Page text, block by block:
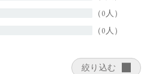
在庫状況につきましては、各店
可能性がございます。予めご了